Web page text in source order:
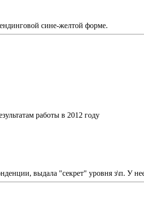
сине-желтой форме.
работы в 2012 году
выдала "секрет" уровня з\п. У